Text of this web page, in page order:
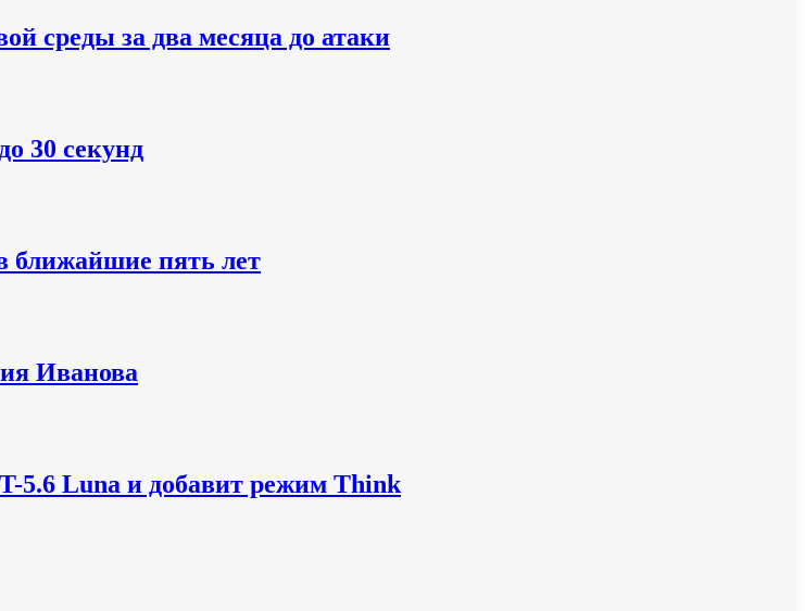
среды за два месяца до атаки
30 секунд
ближайшие пять лет
Иванова
5.6 Luna и добавит режим Think